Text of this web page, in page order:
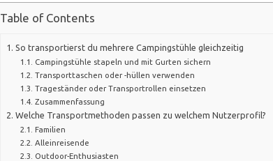
Table of Contents
So transportierst du mehrere Campingstühle gleichzeitig
Campingstühle stapeln und mit Gurten sichern
Transporttaschen oder -hüllen verwenden
Trageständer oder Transportrollen einsetzen
Zusammenfassung
Welche Transportmethoden passen zu welchem Nutzerprofil?
Familien
Alleinreisende
Outdoor-Enthusiasten